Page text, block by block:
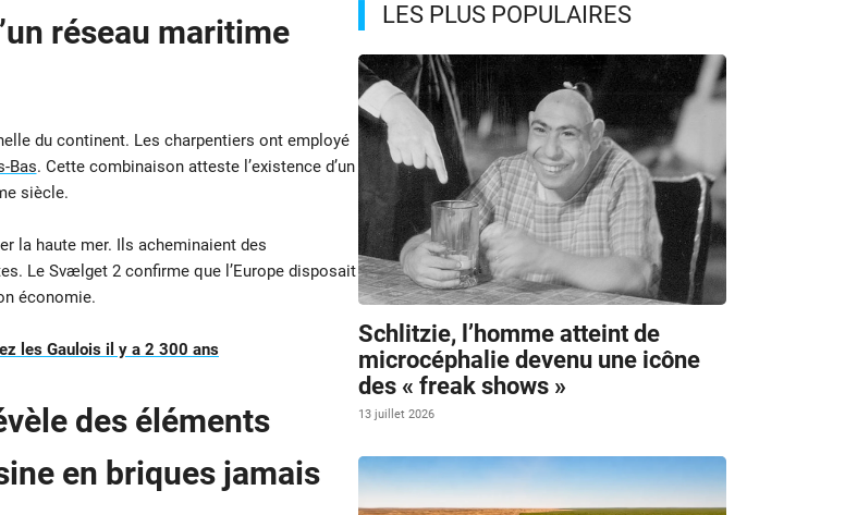
réseau maritime
du continent. Les charpentiers ont employé
Bas. Cette combinaison atteste l’existence d’un
siècle.
la haute mer. Ils acheminaient des
Le Svælget 2 confirme que l’Europe disposait
économie.
les Gaulois il y a 2 300 ans
des éléments
en briques jamais
LES PLUS POPULAIRES
Schlitzie, l’homme atteint de
microcéphalie devenu une icône
des « freak shows »
13 juillet 2026